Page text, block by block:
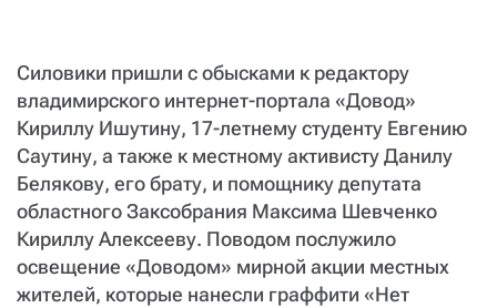
Силовики пришли с обысками к редактору
владимирского интернет-портала «Довод»
Кириллу Ишутину, 17-летнему студенту Евгению
Саутину, а также к местному активисту Данилу
Белякову, его брату, и помощнику депутата
областного Заксобрания Максима Шевченко
Кириллу Алексееву. Поводом послужило
освещение «Доводом» мирной акции местных
жителей, которые нанесли граффити «Нет
я принимаю условия и подтверждаю свое гражданство РФ
СТАТЬ СОУЧАСТНИКОМ
ПОДЕЛИТЬСЯ С ДРУЗЬЯМИ
Если у вас есть вопросы, пишите donate@novayagazeta.ru
звоните:
+7 (929) 612-03-68